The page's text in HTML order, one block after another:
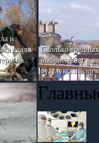
и
сдали
на
Сколько
выбрасывает в
бузулукский